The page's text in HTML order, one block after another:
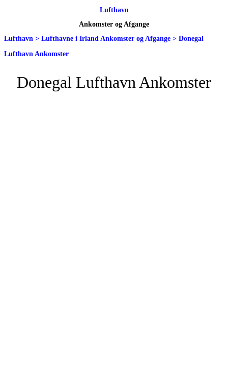
Lufthavn
Ankomster og Afgange
Lufthavn > Lufthavne i Irland Ankomster og Afgange > Donegal
Lufthavn Ankomster
Donegal Lufthavn Ankomster